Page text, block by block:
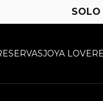
SOLO
JOYA LOVER